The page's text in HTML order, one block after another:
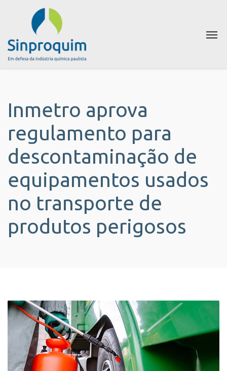
Inmetro aprova
regulamento para
descontaminação de
equipamentos usados
no transporte de
produtos perigosos